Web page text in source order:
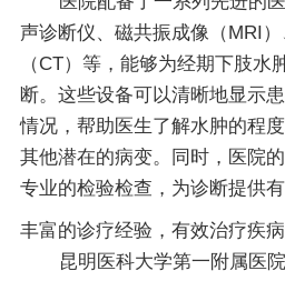
声诊断仪、磁共振成像（MRI
（CT）等，能够为经期下肢水
断。这些设备可以清晰地显示
情况，帮助医生了解水肿的程
其他潜在的病变。同时，医院
专业的检验检查，为诊断提供有
丰富的诊疗经验，有效治疗疾病
昆明医科大学第一附属医